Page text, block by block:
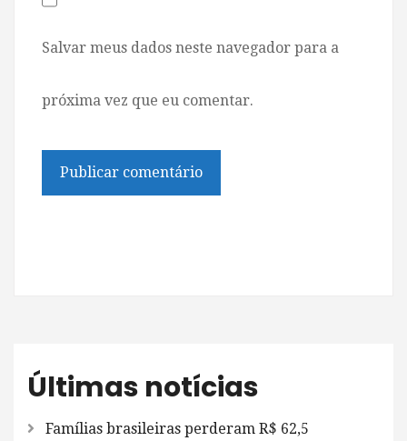
Salvar meus dados neste navegador para a
próxima vez que eu comentar.
Últimas notícias
Famílias brasileiras perderam R$ 62,5